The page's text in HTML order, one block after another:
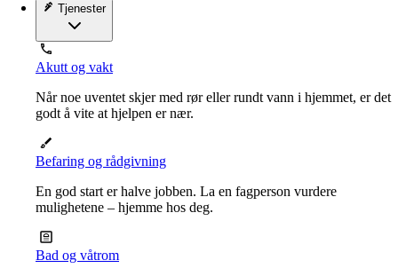
Tjenester
Akutt og vakt
Når noe uventet skjer med rør eller rundt vann i hjemmet, er det
godt å vite at hjelpen er nær.
Befaring og rådgivning
En god start er halve jobben. La en fagperson vurdere
mulighetene – hjemme hos deg.
Bad og våtrom